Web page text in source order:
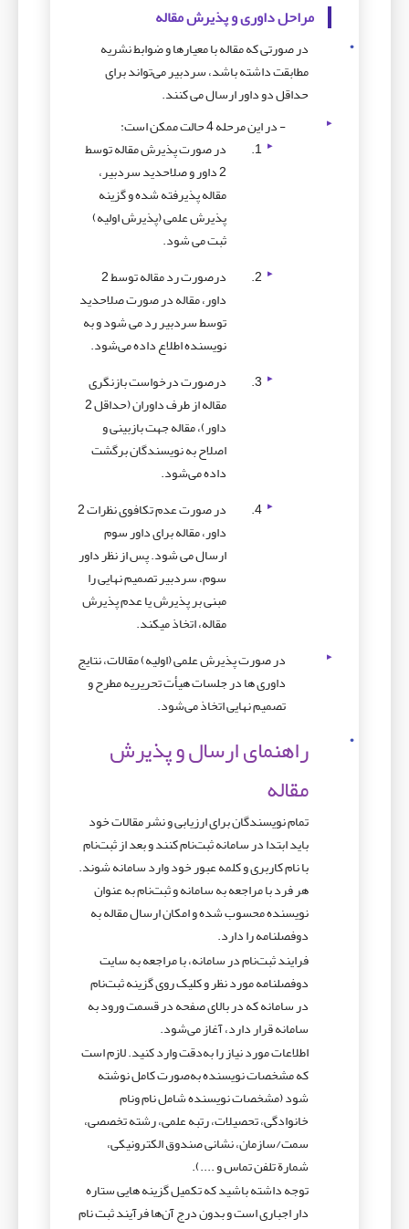
مراحل داوری و پذیرش مقاله
در صورتی که مقاله با معیارها و ضوابط نشریه
مطابقت داشته باشد، سردبیر می‌تواند برای
حداقل دو داور ارسال می کنند.
- در این مرحله 4 حالت ممکن است:
در صورت پذیرش مقاله توسط
2 داور و صلاحدید سردبیر،
مقاله پذیرفته شده و گزینه
پذیرش علمی (پذیرش اولیه)
ثبت می شود.
درصورت رد مقاله توسط 2
داور، مقاله در صورت صلاحدید
توسط سردبیر رد می شود و به
نویسنده اطلاع داده می‌شود.
درصورت درخواست بازنگری
مقاله از طرف داوران (حداقل 2
داور)، مقاله جهت بازبینی و
اصلاح به نویسندگان برگشت
داده می‌شود.
در صورت عدم تکافوی نظرات 2
داور، مقاله برای داور سوم
ارسال می­ شود. پس از نظر داور
سوم، سردبیر تصمیم نهایی را
مبنی بر پذیرش یا عدم پذیرش
مقاله، اتخاذ میکند.
در صورت پذیرش علمی (اولیه) مقالات، نتایج
داوری ها در جلسات هیأت تحریریه مطرح و
تصمیم نهایی اتخاذ می‌شود.
راهنمای ارسال و پذیرش
مقاله
تمام نویسندگان برای ارزیابی و نشر مقالات خود
باید ابتدا در سامانه ثبت‌نام کنند و بعد از ثبت­‌نام
با نام کاربری و کلمه عبور خود وارد سامانه شوند.
هر فرد با مراجعه به سامانه و ثبت‌نام به عنوان
نویسنده محسوب شده و امکان ارسال مقاله به
دوفصلنامه را دارد.
فرایند ثبت­‌نام در سامانه، با مراجعه به سایت
دوفصلنامه مورد نظر و کلیک روی گزینه ثبت‌­نام
در سامانه که در بالای صفحه در قسمت ورود به
سامانه قرار دارد، آغاز می‌شود.
اطلاعات مورد نیاز را به‌دقت وارد کنید. لازم است
که مشخصات نویسنده به‌صورت کامل نوشته
شود (مشخصات نویسنده شامل نام ونام
خانوادگی، تحصیلات، رتبه علمی، رشته تخصصی،
سمت/سازمان، نشانی صندوق الکترونیکی،
شمارة تلفن تماس و ....).
توجه داشته باشید که تکمیل گزینه­ هایی ستاره
دار اجباری است و بدون درج آن‌ها فرآیند ثبت نام